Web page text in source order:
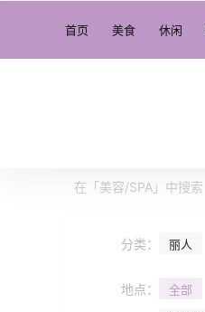
首页 美食 休闲
分类： 丽人
地点： 全部